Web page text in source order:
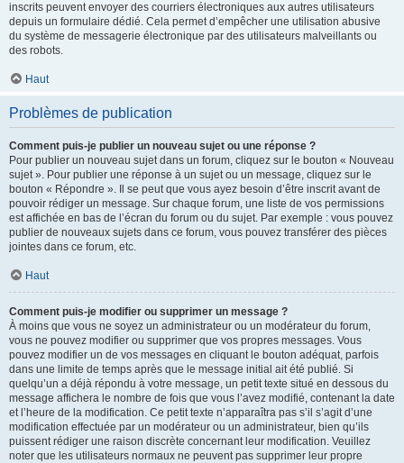
inscrits peuvent envoyer des courriers électroniques aux autres utilisateurs
depuis un formulaire dédié. Cela permet d’empêcher une utilisation abusive
du système de messagerie électronique par des utilisateurs malveillants ou
des robots.
Haut
Problèmes de publication
Comment puis-je publier un nouveau sujet ou une réponse ?
Pour publier un nouveau sujet dans un forum, cliquez sur le bouton « Nouveau
sujet ». Pour publier une réponse à un sujet ou un message, cliquez sur le
bouton « Répondre ». Il se peut que vous ayez besoin d’être inscrit avant de
pouvoir rédiger un message. Sur chaque forum, une liste de vos permissions
est affichée en bas de l’écran du forum ou du sujet. Par exemple : vous pouvez
publier de nouveaux sujets dans ce forum, vous pouvez transférer des pièces
jointes dans ce forum, etc.
Haut
Comment puis-je modifier ou supprimer un message ?
À moins que vous ne soyez un administrateur ou un modérateur du forum,
vous ne pouvez modifier ou supprimer que vos propres messages. Vous
pouvez modifier un de vos messages en cliquant le bouton adéquat, parfois
dans une limite de temps après que le message initial ait été publié. Si
quelqu’un a déjà répondu à votre message, un petit texte situé en dessous du
message affichera le nombre de fois que vous l’avez modifié, contenant la date
et l’heure de la modification. Ce petit texte n’apparaîtra pas s’il s’agit d’une
modification effectuée par un modérateur ou un administrateur, bien qu’ils
puissent rédiger une raison discrète concernant leur modification. Veuillez
noter que les utilisateurs normaux ne peuvent pas supprimer leur propre